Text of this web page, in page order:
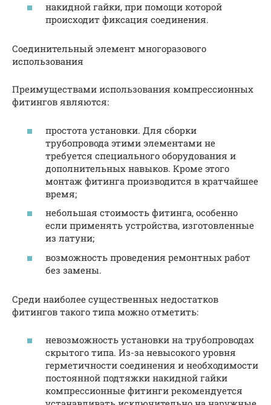
накидной гайки, при помощи которой
происходит фиксация соединения.
Соединительный элемент многоразового
использования
Преимуществами использования компрессионных
фитингов являются:
простота установки. Для сборки
трубопровода этими элементами не
требуется специального оборудования и
дополнительных навыков. Кроме этого
монтаж фитинга производится в кратчайшее
время;
небольшая стоимость фитинга, особенно
если применять устройства, изготовленные
из латуни;
возможность проведения ремонтных работ
без замены.
Среди наиболее существенных недостатков
фитингов такого типа можно отметить:
невозможность установки на трубопроводах
скрытого типа. Из-за невысокого уровня
герметичности соединения и необходимости
постоянной подтяжки накидной гайки
компрессионные фитинги рекомендуется